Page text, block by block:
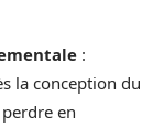
:
la conception du
en